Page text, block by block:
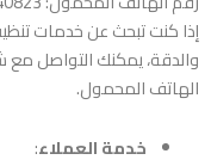
إذا كنت تبحث عن خدمات
والدقة، يمكنك التواصل
الهاتف المحمول.
خدمة العملاء: